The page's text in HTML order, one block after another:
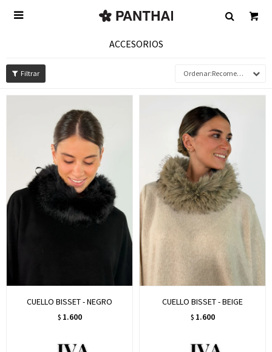

ACCESORIOS
Recomendados
CUELLO BISSET - NEGRO
$ 1.600
CUELLO BISSET - BEIGE
$ 1.600